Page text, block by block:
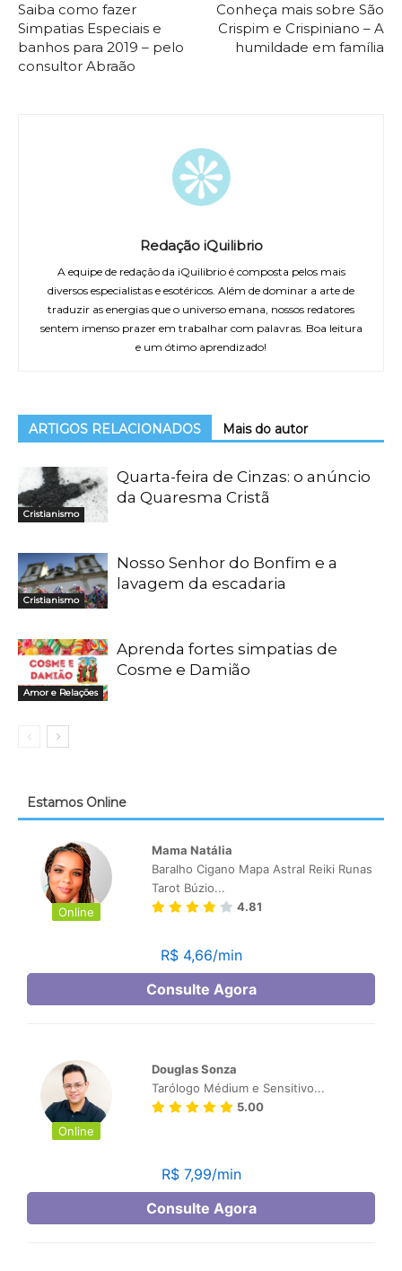
Saiba como fazer
Simpatias Especiais e
banhos para 2019 – pelo
consultor Abraão
Conheça mais sobre São
Crispim e Crispiniano – A
humildade em família
Redação iQuilibrio
A equipe de redação da iQuilibrio é composta pelos mais
diversos especialistas e esotéricos. Além de dominar a arte de
traduzir as energias que o universo emana, nossos redatores
sentem imenso prazer em trabalhar com palavras. Boa leitura
e um ótimo aprendizado!
ARTIGOS RELACIONADOS Mais do autor
Cristianismo
Quarta-feira de Cinzas: o anúncio
da Quaresma Cristã
Cristianismo
Nosso Senhor do Bonfim e a
lavagem da escadaria
Amor e Relações
Aprenda fortes simpatias de
Cosme e Damião
Estamos Online